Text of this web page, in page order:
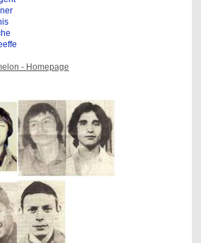
- Homepage